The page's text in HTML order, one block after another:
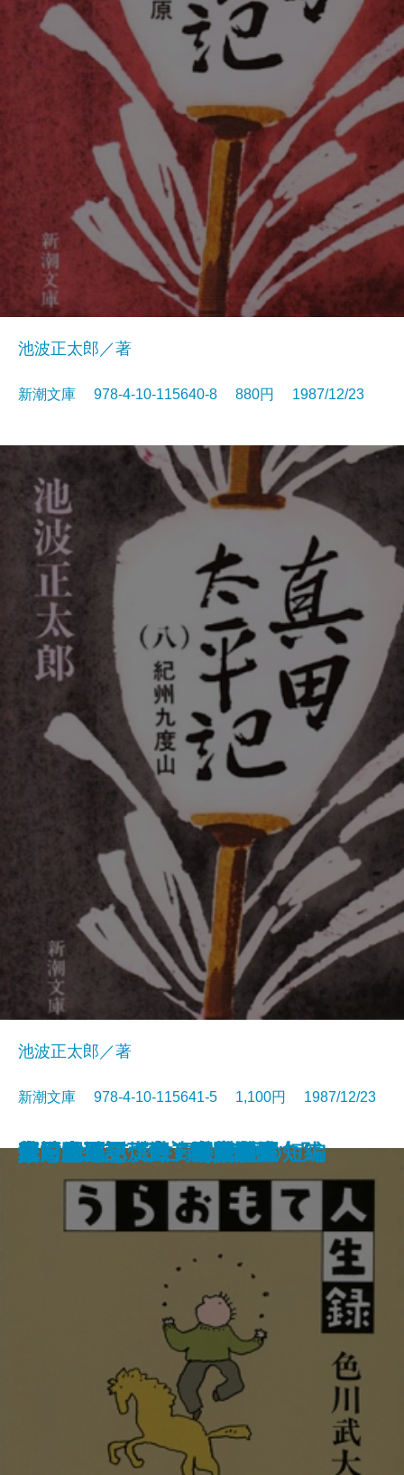
真田太平記〔十一〕大坂夏の陣
真田太平記〔十二〕雲の峰
真田太平記〔九〕二条城
真田太平記〔十〕大坂入城
イーハトーボの劇列車
風神の門〔上〕
風神の門〔下〕
安全のカード
真田太平記〔七〕関ヶ原
池波正太郎／著
新潮文庫 978-4-10-115640-8 880円 1987/12/23
真田太平記〔八〕紀州九度山
池波正太郎／著
新潮文庫 978-4-10-115641-5 1,100円 1987/12/23
うらおもて人生録
真田太平記〔五〕秀頼誕生
真田太平記〔六〕家康東下
江戸開城
真田太平記〔三〕上田攻め
真田太平記〔四〕甲賀問答
螢・納屋を焼く・その他の短編
龍を見た男
真田太平記〔一〕天魔の夏
真田太平記〔二〕秘密